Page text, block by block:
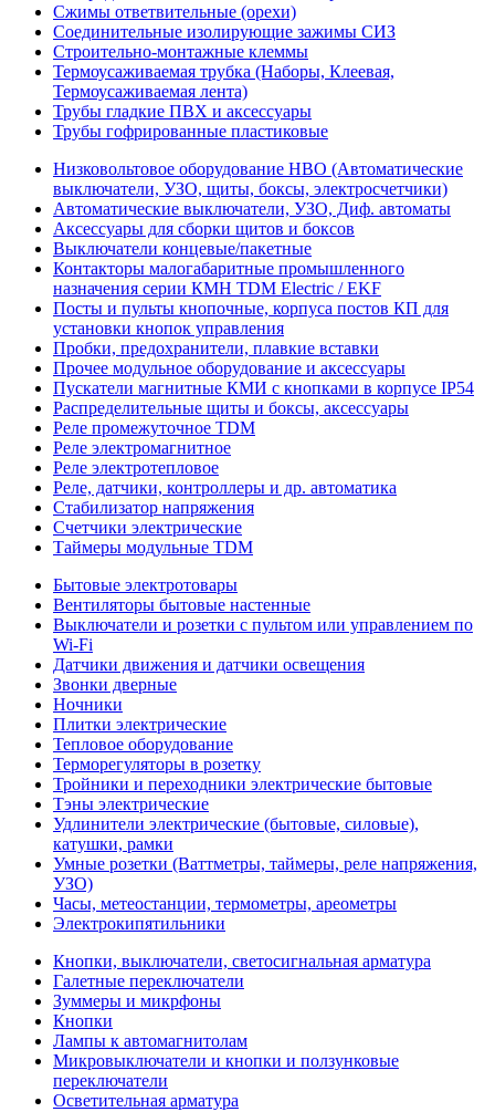
Сжимы ответвительные (орехи)
Соединительные изолирующие зажимы СИЗ
Строительно-монтажные клеммы
Термоусаживаемая трубка (Наборы, Клеевая,
Термоусаживаемая лента)
Трубы гладкие ПВХ и аксессуары
Трубы гофрированные пластиковые
Низковольтовое оборудование НВО (Автоматические
выключатели, УЗО, щиты, боксы, электросчетчики)
Автоматические выключатели, УЗО, Диф. автоматы
Аксессуары для сборки щитов и боксов
Выключатели концевые/пакетные
Контакторы малогабаритные промышленного
назначения серии КМН TDM Electric / EKF
Посты и пульты кнопочные, корпуса постов КП для
установки кнопок управления
Пробки, предохранители, плавкие вставки
Прочее модульное оборудование и аксессуары
Пускатели магнитные КМИ с кнопками в корпусе IP54
Распределительные щиты и боксы, аксессуары
Реле промежуточное TDM
Реле электромагнитное
Реле электротепловое
Реле, датчики, контроллеры и др. автоматика
Стабилизатор напряжения
Счетчики электрические
Таймеры модульные TDM
Бытовые электротовары
Вентиляторы бытовые настенные
Выключатели и розетки с пультом или управлением по
Wi-Fi
Датчики движения и датчики освещения
Звонки дверные
Ночники
Плитки электрические
Тепловое оборудование
Терморегуляторы в розетку
Тройники и переходники электрические бытовые
Тэны электрические
Удлинители электрические (бытовые, силовые),
катушки, рамки
Умные розетки (Ваттметры, таймеры, реле напряжения,
УЗО)
Часы, метеостанции, термометры, ареометры
Электрокипятильники
Кнопки, выключатели, светосигнальная арматура
Галетные переключатели
Зуммеры и микрфоны
Кнопки
Лампы к автомагнитолам
Микровыключатели и кнопки и ползунковые
переключатели
Осветительная арматура